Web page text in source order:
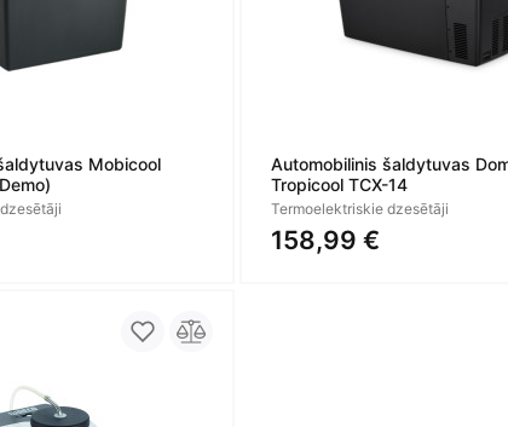
Mobicool
Automobilinis šaldytuvas
Tropicool TCX-14
Termoelektriskie dzesētāji
158,99 €